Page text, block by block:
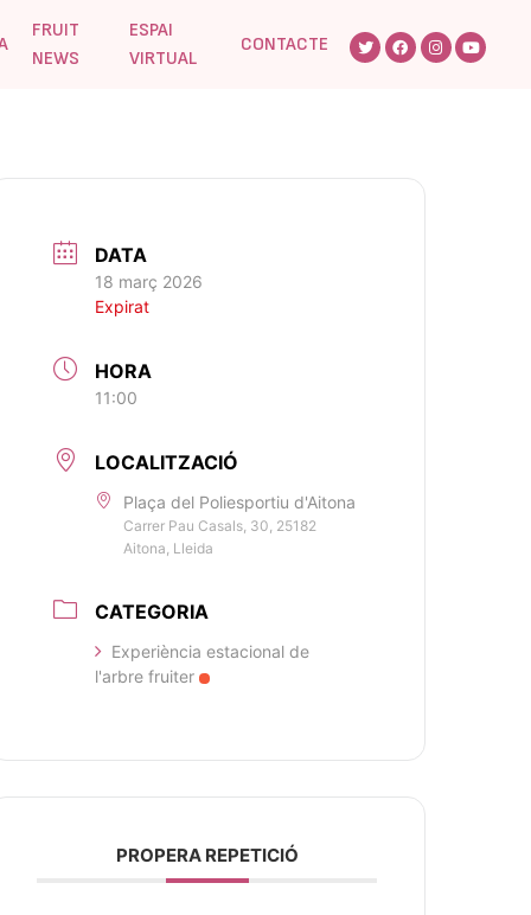
FRUIT
NEWS
ESPAI
VIRTUAL
CONTACTE
DATA
18 març 2026
Expirat
HORA
11:00
LOCALITZACIÓ
Plaça del Poliesportiu d'Aitona
Carrer Pau Casals, 30, 25182
Aitona, Lleida
CATEGORIA
Experiència estacional de
l'arbre fruiter
PROPERA REPETICIÓ